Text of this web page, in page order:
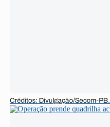
Créditos: Divulgação/Secom-PB.